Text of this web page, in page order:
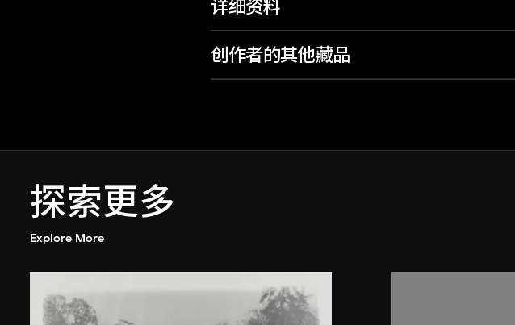
详细资料
创作者的其他藏品
探索更多
Explore More